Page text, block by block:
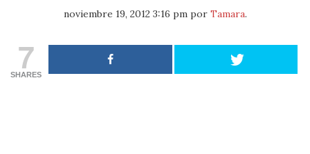
noviembre 19, 2012 3:16 pmpor Tamara.
7
SHARES